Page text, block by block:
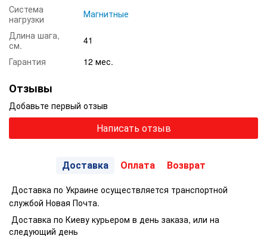
Система
нагрузки
Магнитные
Длина шага,
см.
41
Гарантия
12 мес.
Отзывы
Добавьте первый отзыв
Написать отзыв
Доставка Оплата Возврат
Доставка по Украине осуществляется транспортной
службой Новая Почта.
Доставка по Киеву курьером в день заказа, или на
следующий день